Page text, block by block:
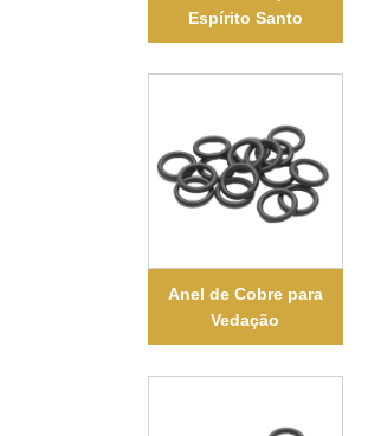
Espírito Santo
Anel de Cobre para
Vedação